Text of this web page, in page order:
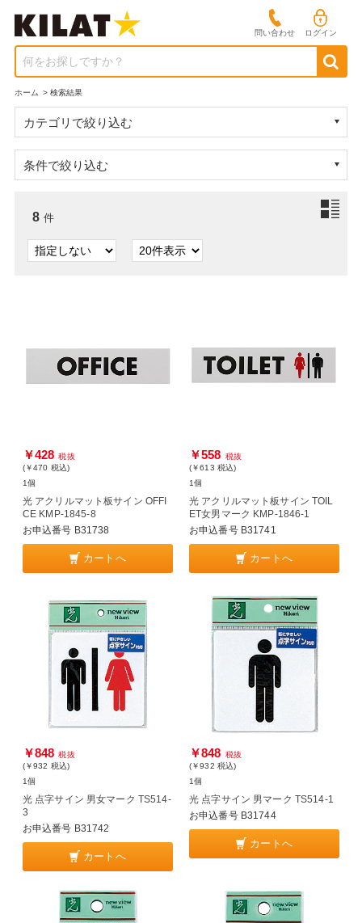
問い合わせ ログイン
何をお探しですか？
ホーム > 検索結果
カテゴリで絞り込む
条件で絞り込む
8 件
￥428 税抜
(￥470 税込)
1個
光 アクリルマット板サイン OFFI
CE KMP-1845-8
お申込番号 B31738
カートへ
￥558 税抜
(￥613 税込)
1個
光 アクリルマット板サイン TOIL
ET女男マーク KMP-1846-1
お申込番号 B31741
カートへ
￥848 税抜
(￥932 税込)
1個
光 点字サイン 男女マーク TS514-
3
お申込番号 B31742
カートへ
￥848 税抜
(￥932 税込)
1個
光 点字サイン 男マーク TS514-1
お申込番号 B31744
カートへ